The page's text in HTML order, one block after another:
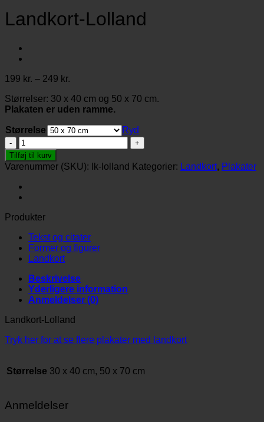
Landkort-Lolland
199 kr. – 249 kr.
til
249 kr.
Størrelser: 30 x 40 cm og 50 x 70 cm.
Plakaten er uden ramme.
Størrelse
Ryd
Landkort-
Lolland
antal
Tilføj til kurv
Varenummer (SKU): lk-lolland Kategorier: Landkort, Plakater
Produkter
Tekst og citater
Former og figurer
Landkort
Beskrivelse
Yderligere information
Anmeldelser (0)
Landkort-Lolland
Tryk her for at se flere plakater med landkort
Størrelse 30 x 40 cm, 50 x 70 cm
Anmeldelser